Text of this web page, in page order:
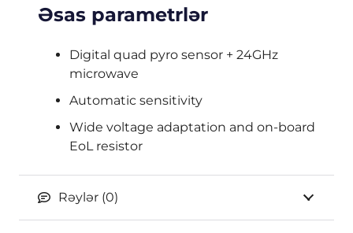
Əsas parametrlər
Digital quad pyro sensor + 24GHz
microwave
Automatic sensitivity
Wide voltage adaptation and on-board
EoL resistor
Rəylər (0)